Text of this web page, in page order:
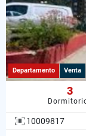
Departamento Venta
3
10009817